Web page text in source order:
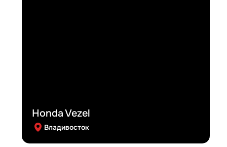
Honda Vezel
Владивосток